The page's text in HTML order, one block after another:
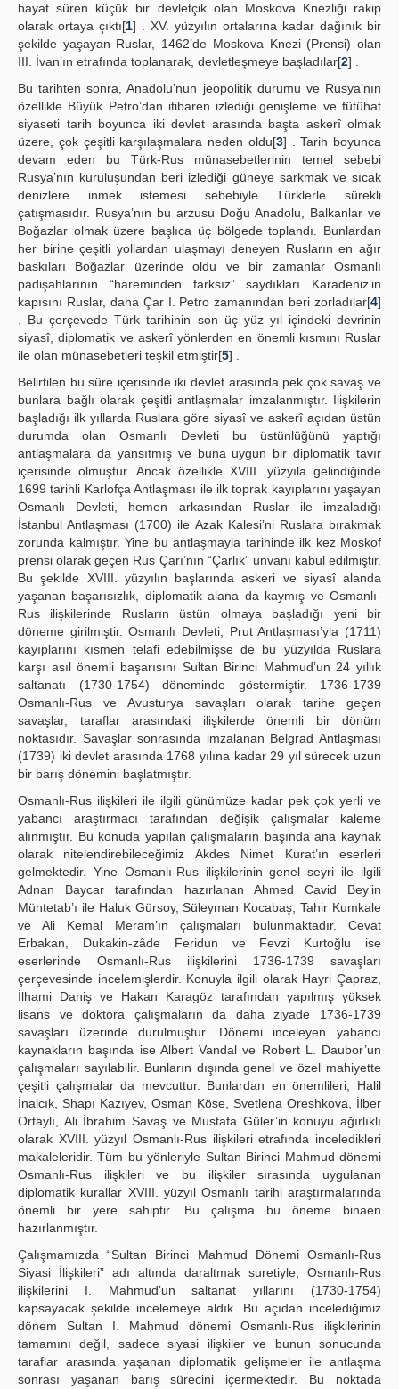
hayat süren küçük bir devletçik olan Moskova Knezliği rakip
olarak ortaya çıktı[1] . XV. yüzyılın ortalarına kadar dağınık bir
şekilde yaşayan Ruslar, 1462’de Moskova Knezi (Prensi) olan
III. İvan’ın etrafında toplanarak, devletleşmeye başladılar[2] .
Bu tarihten sonra, Anadolu’nun jeopolitik durumu ve Rusya’nın
özellikle Büyük Petro’dan itibaren izlediği genişleme ve fütûhat
siyaseti tarih boyunca iki devlet arasında başta askerî olmak
üzere, çok çeşitli karşılaşmalara neden oldu[3] . Tarih boyunca
devam eden bu Türk-Rus münasebetlerinin temel sebebi
Rusya’nın kuruluşundan beri izlediği güneye sarkmak ve sıcak
denizlere inmek istemesi sebebiyle Türklerle sürekli
çatışmasıdır. Rusya’nın bu arzusu Doğu Anadolu, Balkanlar ve
Boğazlar olmak üzere başlıca üç bölgede toplandı. Bunlardan
her birine çeşitli yollardan ulaşmayı deneyen Rusların en ağır
baskıları Boğazlar üzerinde oldu ve bir zamanlar Osmanlı
padişahlarının “hareminden farksız” saydıkları Karadeniz’in
kapısını Ruslar, daha Çar I. Petro zamanından beri zorladılar[4]
. Bu çerçevede Türk tarihinin son üç yüz yıl içindeki devrinin
siyasî, diplomatik ve askerî yönlerden en önemli kısmını Ruslar
ile olan münasebetleri teşkil etmiştir[5] .
Belirtilen bu süre içerisinde iki devlet arasında pek çok savaş ve
bunlara bağlı olarak çeşitli antlaşmalar imzalanmıştır. İlişkilerin
başladığı ilk yıllarda Ruslara göre siyasî ve askerî açıdan üstün
durumda olan Osmanlı Devleti bu üstünlüğünü yaptığı
antlaşmalara da yansıtmış ve buna uygun bir diplomatik tavır
içerisinde olmuştur. Ancak özellikle XVIII. yüzyıla gelindiğinde
1699 tarihli Karlofça Antlaşması ile ilk toprak kayıplarını yaşayan
Osmanlı Devleti, hemen arkasından Ruslar ile imzaladığı
İstanbul Antlaşması (1700) ile Azak Kalesi’ni Ruslara bırakmak
zorunda kalmıştır. Yine bu antlaşmayla tarihinde ilk kez Moskof
prensi olarak geçen Rus Çarı’nın “Çarlık” unvanı kabul edilmiştir.
Bu şekilde XVIII. yüzyılın başlarında askeri ve siyasî alanda
yaşanan başarısızlık, diplomatik alana da kaymış ve Osmanlı-
Rus ilişkilerinde Rusların üstün olmaya başladığı yeni bir
döneme girilmiştir. Osmanlı Devleti, Prut Antlaşması’yla (1711)
kayıplarını kısmen telafi edebilmişse de bu yüzyılda Ruslara
karşı asıl önemli başarısını Sultan Birinci Mahmud’un 24 yıllık
saltanatı (1730-1754) döneminde göstermiştir. 1736-1739
Osmanlı-Rus ve Avusturya savaşları olarak tarihe geçen
savaşlar, taraflar arasındaki ilişkilerde önemli bir dönüm
noktasıdır. Savaşlar sonrasında imzalanan Belgrad Antlaşması
(1739) iki devlet arasında 1768 yılına kadar 29 yıl sürecek uzun
bir barış dönemini başlatmıştır.
Osmanlı-Rus ilişkileri ile ilgili günümüze kadar pek çok yerli ve
yabancı araştırmacı tarafından değişik çalışmalar kaleme
alınmıştır. Bu konuda yapılan çalışmaların başında ana kaynak
olarak nitelendirebileceğimiz Akdes Nimet Kurat’ın eserleri
gelmektedir. Yine Osmanlı-Rus ilişkilerinin genel seyri ile ilgili
Adnan Baycar tarafından hazırlanan Ahmed Cavid Bey’in
Müntetab’ı ile Haluk Gürsoy, Süleyman Kocabaş, Tahir Kumkale
ve Ali Kemal Meram’ın çalışmaları bulunmaktadır. Cevat
Erbakan, Dukakin-zâde Feridun ve Fevzi Kurtoğlu ise
eserlerinde Osmanlı-Rus ilişkilerini 1736-1739 savaşları
çerçevesinde incelemişlerdir. Konuyla ilgili olarak Hayri Çapraz,
İlhami Daniş ve Hakan Karagöz tarafından yapılmış yüksek
lisans ve doktora çalışmaların da daha ziyade 1736-1739
savaşları üzerinde durulmuştur. Dönemi inceleyen yabancı
kaynakların başında ise Albert Vandal ve Robert L. Daubor’un
çalışmaları sayılabilir. Bunların dışında genel ve özel mahiyette
çeşitli çalışmalar da mevcuttur. Bunlardan en önemlileri; Halil
İnalcık, Shapı Kazıyev, Osman Köse, Svetlena Oreshkova, İlber
Ortaylı, Ali İbrahim Savaş ve Mustafa Güler’in konuyu ağırlıklı
olarak XVIII. yüzyıl Osmanlı-Rus ilişkileri etrafında inceledikleri
makaleleridir. Tüm bu yönleriyle Sultan Birinci Mahmud dönemi
Osmanlı-Rus ilişkileri ve bu ilişkiler sırasında uygulanan
diplomatik kurallar XVIII. yüzyıl Osmanlı tarihi araştırmalarında
önemli bir yere sahiptir. Bu çalışma bu öneme binaen
hazırlanmıştır.
Çalışmamızda “Sultan Birinci Mahmud Dönemi Osmanlı-Rus
Siyasi İlişkileri” adı altında daraltmak suretiyle, Osmanlı-Rus
ilişkilerini I. Mahmud’un saltanat yıllarını (1730-1754)
kapsayacak şekilde incelemeye aldık. Bu açıdan incelediğimiz
dönem Sultan I. Mahmud dönemi Osmanlı-Rus ilişkilerinin
tamamını değil, sadece siyasi ilişkiler ve bunun sonucunda
taraflar arasında yaşanan diplomatik gelişmeler ile antlaşma
sonrası yaşanan barış sürecini içermektedir. Bu noktada